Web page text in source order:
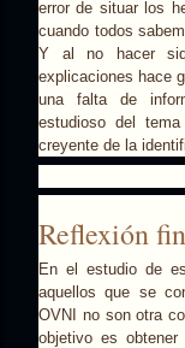
error de situar los
cuando todos
Y al no hacer
explicaciones hace
una falta de
estudioso del
creyente de la
Reflexión
En el estudio de
aquellos que se
OVNI no son otra
objetivo es obtener